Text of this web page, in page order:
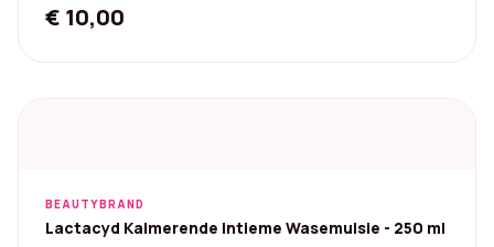
€ 10,00
BEAUTYBRAND
Lactacyd Kalmerende Intieme Wasemulsie - 250 ml